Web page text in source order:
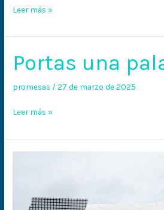
Leer más »
Portas una
promesas /27 de marzo de 2025
Portas
una
palabra
Leer más »
Jesús